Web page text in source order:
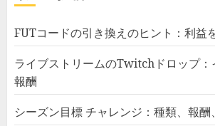
FUTコードの引き換えのヒント：利益
ライブストリームのTwitchドロップ：
報酬
シーズン目標 チャレンジ：種類、報酬